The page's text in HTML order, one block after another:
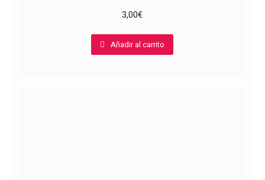
3,00€
Añadir al carrito